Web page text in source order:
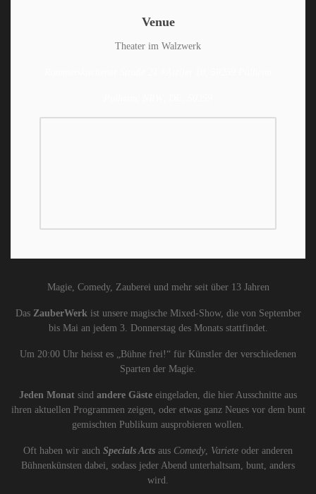
Venue
Theater im Walzwerk
Magie, Comedy, Zauberei und mehr seit über 13 Jahren
Das ZauberWerkist unsere magische Mixed-Show, die von September
bis Mai an jedem 3. Donnerstag des Monats stattfindet.
Um 20:00 Uhr heisst es „Bühne frei!“ für Künstler der verschiedenen
Sparten der Magie.
Jeden Monat sind andere Gäste eingeladen, die hier Ausschnitte aus
ihren aktuellen Programmen zeigen, oder etwas ganz Neues vor dem bunt
gemischten Publikum ausprobieren wollen.
Oft haben wir auch Specials Acts aus Comedy, Variete oder anderen
Bühnenkünsten dabei, sodass jeder Abend unterhaltsam, bunt, anders
wird.